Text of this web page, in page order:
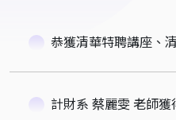
恭獲清華特聘講座、